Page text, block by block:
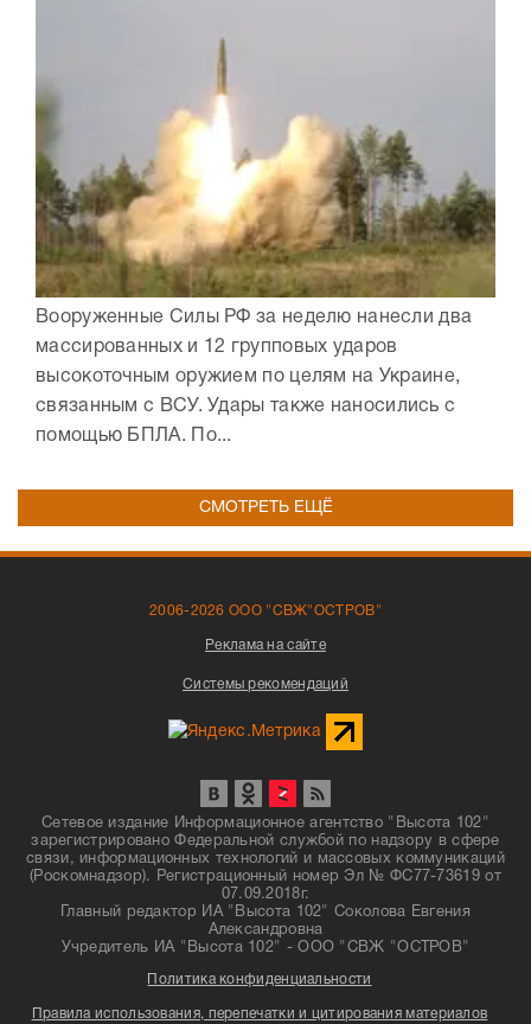
Вооруженные Силы РФ за неделю нанесли два
массированных и 12 групповых ударов
высокоточным оружием по целям на Украине,
связанным с ВСУ. Удары также наносились с
помощью БПЛА. По...
СМОТРЕТЬ ЕЩЁ
2006-2026 ООО "СВЖ"ОСТРОВ"
Реклама на сайте
Системы рекомендаций
Сетевое издание Информационное агентство "Высота 102"
зарегистрировано Федеральной службой по надзору в сфере
связи, информационных технологий и массовых коммуникаций
(Роскомнадзор). Регистрационный номер Эл № ФС77-73619 от
07.09.2018г.
Главный редактор ИА "Высота 102" Соколова Евгения
Александровна
Учредитель ИА "Высота 102" - ООО "СВЖ "ОСТРОВ"
Политика конфиденциальности
Правила использования, перепечатки и цитирования материалов